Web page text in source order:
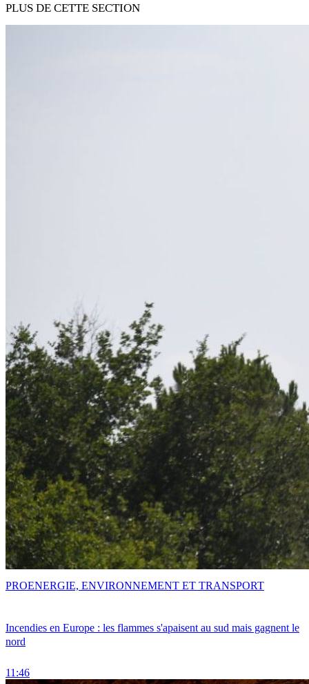
PLUS DE CETTE SECTION
Incendies en Europe : les flammes s'apaisent au sud mais gagnent le
nord
11:46
PROENERGIE, ENVIRONNEMENT ET TRANSPORT